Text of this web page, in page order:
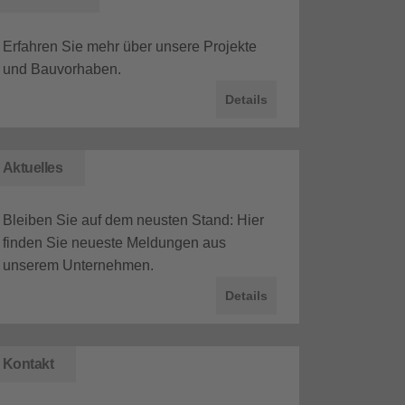
in – Hochbau in
Erfahren Sie mehr über unsere Projekte
und Bauvorhaben.
Details
Aktuelles
Bleiben Sie auf dem neusten Stand: Hier
finden Sie neueste Meldungen aus
unserem Unternehmen.
Details
Kontakt